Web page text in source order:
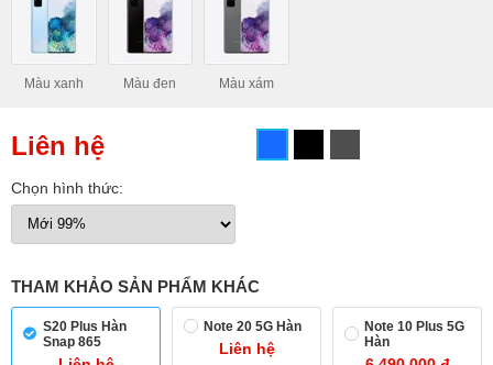
Màu xanh Màu đen Màu xám
Liên hệ
Chọn hình thức:
THAM KHẢO SẢN PHẨM KHÁC
S20 Plus Hàn
Snap 865
Note 20 5G Hàn
Liên hệ
Note 10 Plus 5G
Hàn